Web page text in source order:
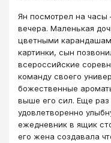
Ян посмотрел на
вечера. Маленькая
цветными
картинки, сын
всероссийские
команду своего
божественные
выше его сил. Еще раз
удовлетворенно
ежедневник в ящик
его жена создавала